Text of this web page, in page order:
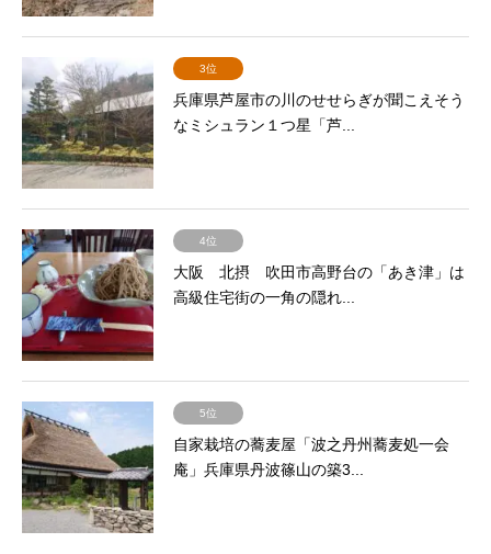
3位
兵庫県芦屋市の川のせせらぎが聞こえそう
なミシュラン１つ星「芦...
4位
大阪 北摂 吹田市高野台の「あき津」は
高級住宅街の一角の隠れ...
5位
自家栽培の蕎麦屋「波之丹州蕎麦処一会
庵」兵庫県丹波篠山の築3...